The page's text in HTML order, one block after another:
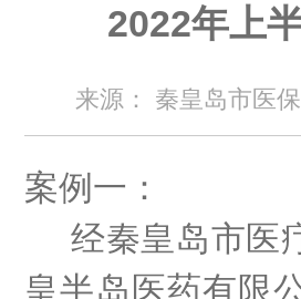
2022年上
来源： 秦皇岛市医
案例一：
经秦皇岛市医
皇半岛医药有限